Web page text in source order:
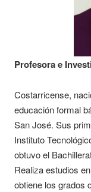
Profesora e
Costarricense,
educación formal
San José. Sus
Instituto
obtuvo el
Realiza estudios
obtiene los grados